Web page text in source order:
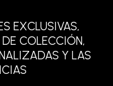
EXCLUSIVAS,
COLECCIÓN,
Y LAS